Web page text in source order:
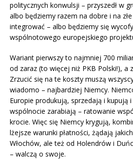
politycznych konwulsji – przyszedł w
albo będziemy razem na dobre i na
integrować – albo będziemy się
wspólnotowego europejskiego
Wariant pierwszy to najmniej 700
od zaraz (to więcej niż PKB Polski!), a
Zrzucić się na te koszty muszą
wiadomo – najbardziej Niemcy.
Europie produkują, sprzedają i kupują
wspólnocie zarabiają – ratowanie
krocie. Więc się Niemcy krygują,
lżejsze warunki płatności, żądają
Włochów, ale też od Holendrów i
– walczą o swoje.